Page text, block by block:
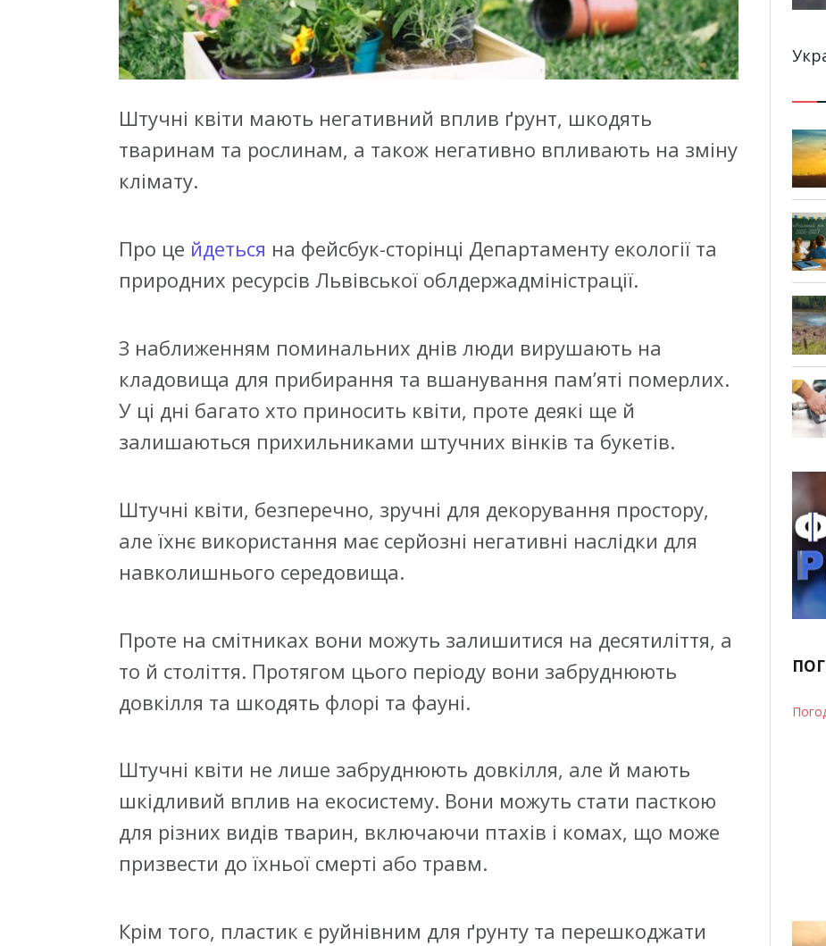
Штучні квіти мають негативний вплив ґрунт, шкодять
тваринам та рослинам, а також негативно впливають на зміну
клімату.
Про це йдеться на фейсбук-сторінці Департаменту екології та
природних ресурсів Львівської облдержадміністрації.
З наближенням поминальних днів люди вирушають на
кладовища для прибирання та вшанування пам’яті померлих.
У ці дні багато хто приносить квіти, проте деякі ще й
залишаються прихильниками штучних вінків та букетів.
Штучні квіти, безперечно, зручні для декорування простору,
але їхнє використання має серйозні негативні наслідки для
навколишнього середовища.
Проте на смітниках вони можуть залишитися на десятиліття, а
то й століття. Протягом цього періоду вони забруднюють
довкілля та шкодять флорі та фауні.
Штучні квіти не лише забруднюють довкілля, але й мають
шкідливий вплив на екосистему. Вони можуть стати пасткою
для різних видів тварин, включаючи птахів і комах, що може
призвести до їхньої смерті або травм.
Крім того, пластик є руйнівним для ґрунту та перешкоджати